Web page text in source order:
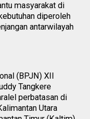
masyarakat di
diperoleh
antarwilayah
(BPJN) XII
Tangkere
perbatasan di
Utara